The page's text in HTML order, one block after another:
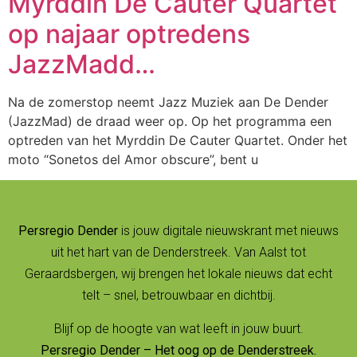
op najaar optredens
JazzMadd…
Na de zomerstop neemt Jazz Muziek aan De Dender
(JazzMad) de draad weer op. Op het programma een
optreden van het Myrddin De Cauter Quartet. Onder het
moto “Sonetos del Amor obscure”, bent u
Persregio Dender is jouw digitale nieuwskrant met nieuws
uit het hart van de Denderstreek. Van Aalst tot
Geraardsbergen, wij brengen het lokale nieuws dat echt
telt – snel, betrouwbaar en dichtbij.
Blijf op de hoogte van wat leeft in jouw buurt.
Persregio Dender – Het oog op de Denderstreek.